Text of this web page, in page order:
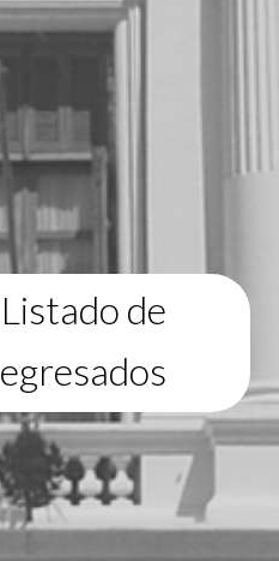
Listado de
egresados